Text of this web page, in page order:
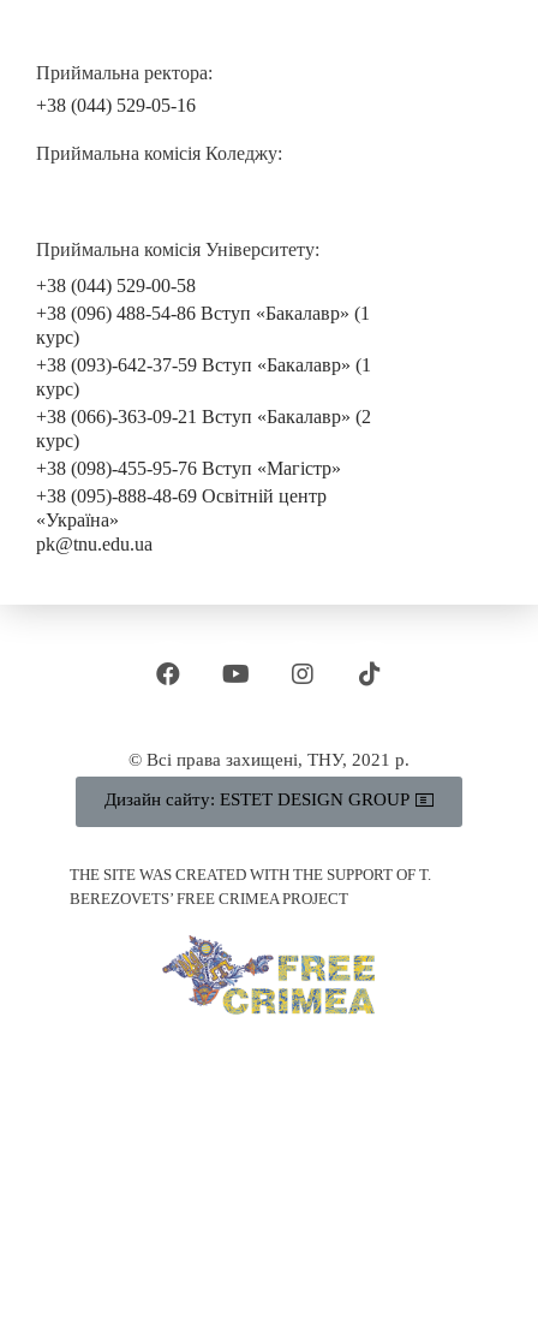
Приймальна ректора:
+38 (044) 529-05-16
Приймальна комісія Коледжу:
Приймальна комісія Університету:
+38 (044) 529-00-58
+38 (096) 488-54-86 Вступ «Бакалавр» (1
курс)
+38 (093)-642-37-59 Вступ «Бакалавр» (1
курс)
+38 (066)-363-09-21 Вступ «Бакалавр» (2
курс)
+38 (098)-455-95-76 Вступ «Магістр»
+38 (095)-888-48-69 Освітній центр
«Україна»
pk@tnu.edu.ua
© Всі права захищені, ТНУ, 2021 р.
Дизайн сайту: ESTET DESIGN GROUP
THE SITE WAS CREATED WITH THE SUPPORT OF T.
BEREZOVETS’ FREE CRIMEA PROJECT